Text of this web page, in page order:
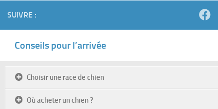
SUIVRE :
Conseils pour l’arrivée
Choisir une race de chien
Où acheter un chien ?